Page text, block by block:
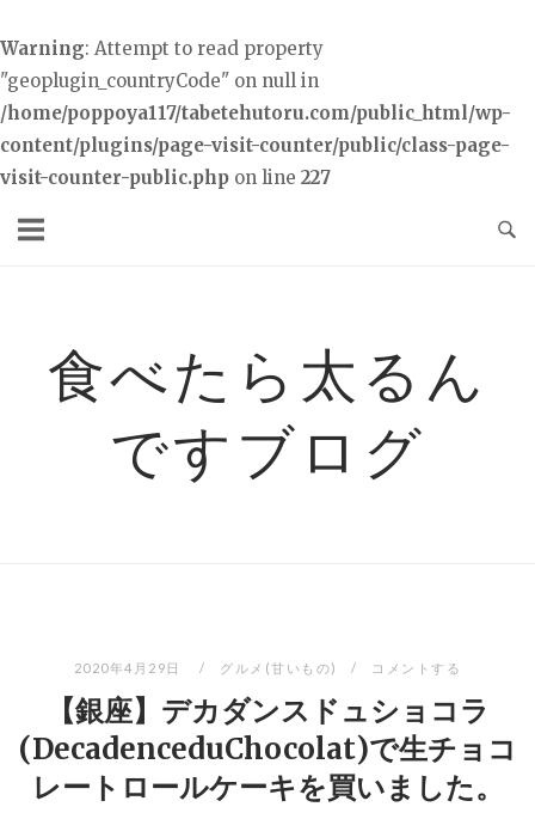
Warning: Attempt to read property
"geoplugin_countryCode" on null in
/home/poppoya117/tabetehutoru.com/public_html/wp-
content/plugins/page-visit-counter/public/class-page-
visit-counter-public.php on line 227
食べたら太るん
ですブログ
2020年4月29日 グルメ(甘いもの) コメントする
【銀座】デカダンスドュショコラ
(DecadenceduChocolat)で生チョコ
レートロールケーキを買いました。